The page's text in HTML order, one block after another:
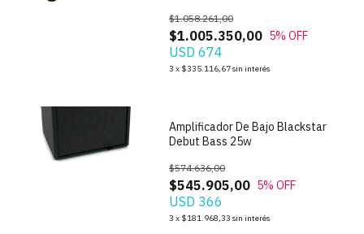
$1.005.350,00
$1.058.261,00
5% OFF
USD 674
3 x $335.116,67sin interés
Amplificador De Bajo Blackstar
Debut Bass 25w
$545.905,00
$574.636,00
5% OFF
USD 366
3 x $181.968,33 sin interés